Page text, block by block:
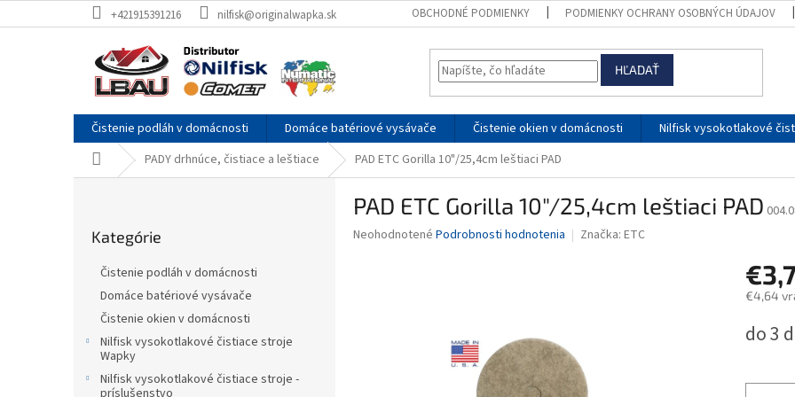
na
+421915391216 nilfisk@originalwapka.sk OBCHODNÉ PODMIENKY PODMIENKY OCHRANY OSOBNÝCH ÚDAJOV
HĽADAŤ
Čistenie podláh v domácnosti Domáce batériové vysávače Čistenie okien v domácnosti Nilfisk vysokotlakové
DomovPADY drhnúce, čistiace a leštiace PAD ETC Gorilla 10"/25,4cm leštiaci PAD
kategórie
Kategórie
Čistenie podláh v domácnosti
Domáce batériové vysávače
Čistenie okien v domácnosti
Nilfisk vysokotlakové čistiace stroje
Wapky
Nilfisk vysokotlakové čistiace stroje -
príslušenstvo
PAD ETC Gorilla 10"/25,4cm leštiaci PAD
Priemerné
Neohodnotené Podrobnosti hodnotenia Značka: ETC
€4,64
cena:
do 3